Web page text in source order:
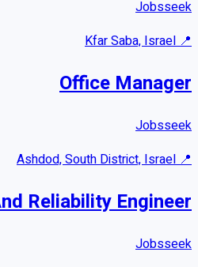
Jobsseek
📍
Kfar Saba, Israel
Office Manager
Jobsseek
📍
Ashdod, South District, Israel
Reliability Engineer
Jobsseek